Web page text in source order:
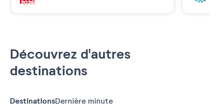
Découvrez d'autres
destinations
DestinationsDernière minute